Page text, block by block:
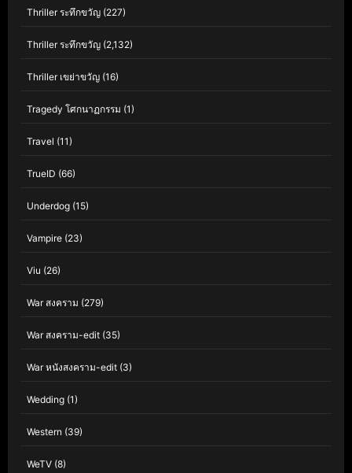
Thriller ระทึกขวัญ (227)
Thriller ระทึกขวัญ (2,132)
Thriller เขย่าขวัญ (16)
Tragedy โศกนาฏกรรม (1)
Travel (11)
TrueID (66)
Underdog (15)
Vampire (23)
Viu (26)
War สงคราม (279)
War สงคราม-edit (35)
War หนังสงคราม-edit (3)
Wedding (1)
Western (39)
WeTV (8)